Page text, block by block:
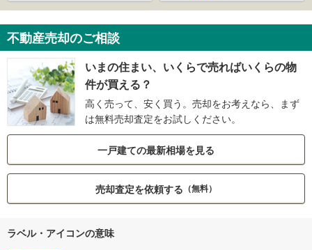
不動産売却のご相談
いまの住まい、いくらで売ればいくらの物
件が買える？
高く売って、安く買う。売却をお考えなら、まず
は無料売却査定をお試しください。
一戸建ての最新相場を見る
売却査定を依頼する （無料）
ラベル・アイコンの意味